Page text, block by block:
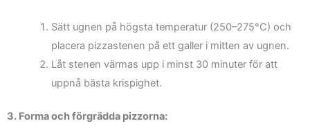
Sätt ugnen på högsta temperatur (250–275°C) och
placera pizzastenen på ett galler i mitten av ugnen.
Låt stenen värmas upp i minst 30 minuter för att
uppnå bästa krispighet.
3. Forma och förgrädda pizzorna: